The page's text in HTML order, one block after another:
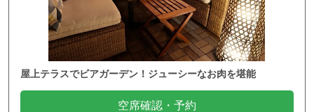
屋上テラスでビアガーデン！ジューシーなお肉を堪能
空席確認・予約